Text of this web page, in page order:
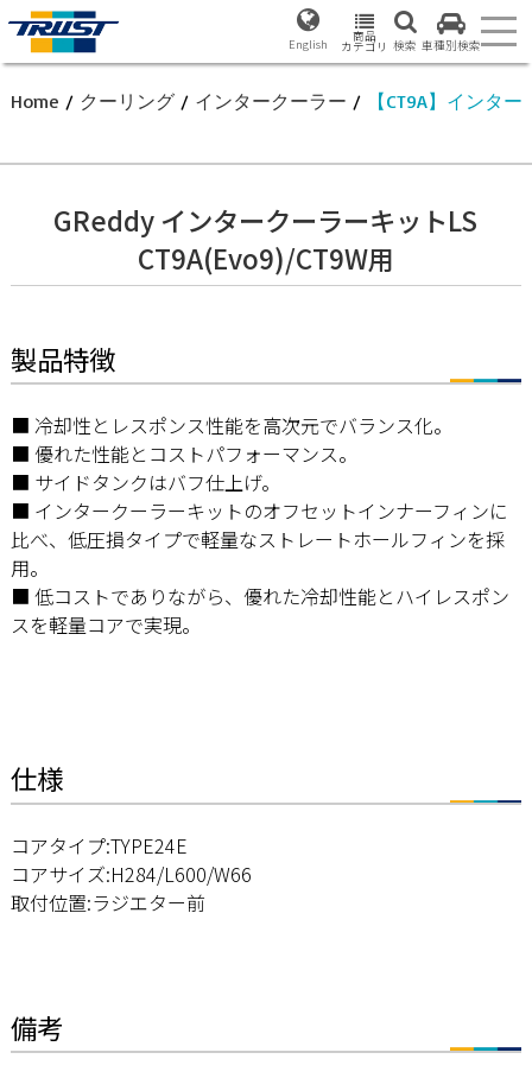
English 商品
カテゴリ 検索 車種別検索
Home / クーリング/ インタークーラー / 【CT9A】インタ
GReddy インタークーラーキットLS
CT9A(Evo9)/CT9W用
製品特徴
■ 冷却性とレスポンス性能を高次元でバランス化。
■ 優れた性能とコストパフォーマンス。
■ サイドタンクはバフ仕上げ。
■ インタークーラーキットのオフセットインナーフィンに
比べ、低圧損タイプで軽量なストレートホールフィンを採
用。
■ 低コストでありながら、優れた冷却性能とハイレスポン
スを軽量コアで実現。
仕様
コアタイプ:TYPE24E
コアサイズ:H284/L600/W66
取付位置:ラジエター前
備考